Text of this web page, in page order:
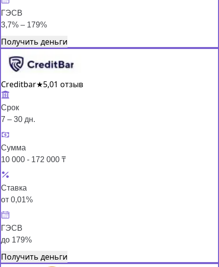
ГЭСВ
3,7% – 179%
Получить деньги
Creditbar★5,01 отзыв
Срок
7 – 30 дн.
Сумма
10 000 - 172 000 ₸
Ставка
от 0,01%
ГЭСВ
до 179%
Получить деньги